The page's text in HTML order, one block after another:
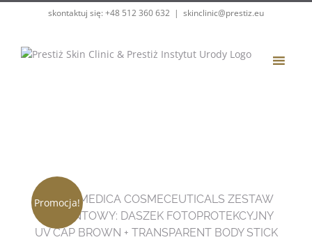
Przejdź
skontaktuj się: +48 512 360 632 | skinclinic@prestiz.eu
Promocja!
DERMOMEDICA COSMECEUTICALS ZESTAW
PREZENTOWY: DASZEK FOTOPROTEKCYJNY
UV CAP BROWN + TRANSPARENT BODY STICK